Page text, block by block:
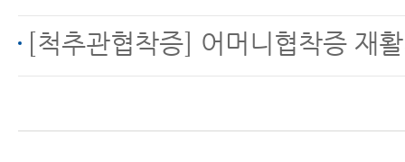
허리디스크, 척추관협착
증 MRI만 보고 진단하면
[척추관협착증] 어머니협착증 재활치